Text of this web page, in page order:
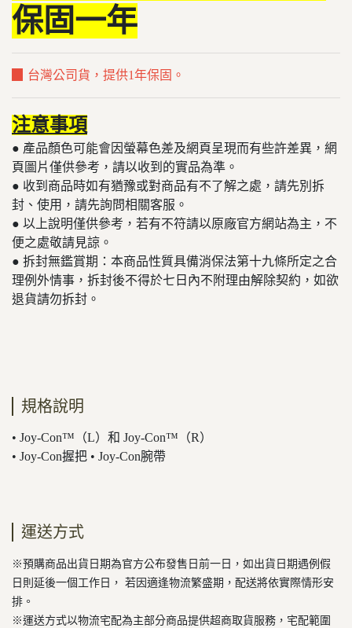
保固一年
▉ 台灣公司貨，提供1年保固。
注意事項
● 產品顏色可能會因螢幕色差及網頁呈現而有些許差異，網
頁圖片僅供參考，請以收到的實品為準。
● 收到商品時如有猶豫或對商品有不了解之處，請先別拆
封、使用，請先詢問相關客服。
● 以上說明僅供參考，若有不符請以原廠官方網站為主，不
便之處敬請見諒。
​​​​​● 拆封無鑑賞期：本商品性質具備消保法第十九條所定之合
理例外情事，拆封後不得於七日內不附理由解除契約，如欲
退貨請勿拆封。
規格說明
• Joy-Con™（L）和 Joy-Con™（R）
• Joy-Con握把 • Joy-Con腕帶
運送方式
※預購商品出貨日期為官方公布發售日前一日，如出貨日期遇例假
日則延後一個工作日， 若因適逢物流繁盛期，配送將依實際情形安
排。
※運送方式以物流宅配為主部分商品提供超商取貨服務，宅配範圍